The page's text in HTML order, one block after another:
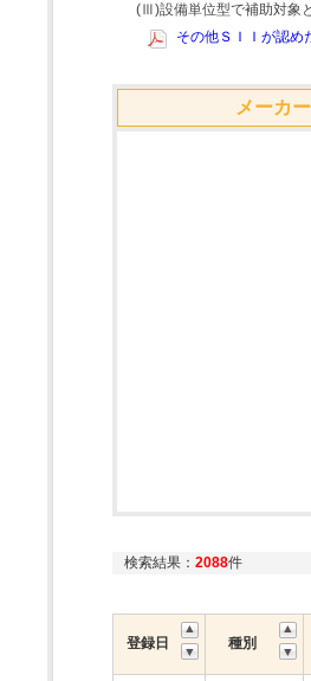
(Ⅲ)設備単位型で補助対象
その他ＳＩＩが認
メーカ
検索結果： 2088件
登録日 種別